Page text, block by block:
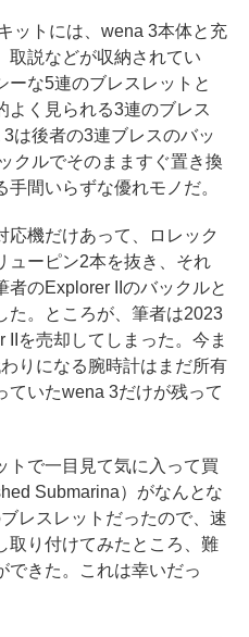
ットには、wena 3本体と充
取説などが収納されてい
ーな5連のブレスレットと
よく見られる3連のブレス
は後者の3連ブレスのバッ
クルでそのまますぐ置き換
間いらずな優れモノだ。
機だけあって、ロレック
ューピン2本を抜き、それ
者のExplorer IIのバックルと
た。ところが、筆者は2023
を売却してしまった。今ま
りになる腕時計はまだ所有
ていたwena 3だけが残って
で一目見て気に入って買
Submarina）がなんとな
レスレットだったので、速
取り付けてみたところ、難
できた。これは幸いだっ